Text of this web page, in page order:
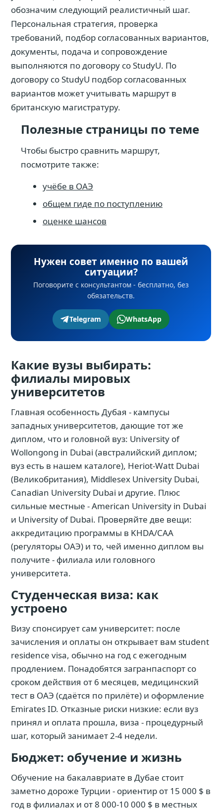
обозначим следующий реалистичный шаг.
Персональная стратегия, проверка
требований, подбор согласованных вариантов,
документы, подача и сопровождение
выполняются по договору со StudyU. По
договору со StudyU подбор согласованных
вариантов может учитывать маршрут в
британскую магистратуру.
Полезные страницы по теме
Чтобы быстро сравнить маршрут,
посмотрите также:
учёбе в ОАЭ
общем гиде по поступлению
оценке шансов
Нужен совет именно по вашей
ситуации?
Поговорите с консультантом - бесплатно, без
обязательств.
Telegram WhatsApp
Какие вузы выбирать:
филиалы мировых
университетов
Главная особенность Дубая - кампусы
западных университетов, дающие тот же
диплом, что и головной вуз: University of
Wollongong in Dubai (австралийский диплом;
вуз есть в нашем каталоге), Heriot-Watt Dubai
(Великобритания), Middlesex University Dubai,
Canadian University Dubai и другие. Плюс
сильные местные - American University in Dubai
и University of Dubai. Проверяйте две вещи:
аккредитацию программы в KHDA/CAA
(регуляторы ОАЭ) и то, чей именно диплом вы
получите - филиала или головного
университета.
Студенческая виза: как
устроено
Визу спонсирует сам университет: после
зачисления и оплаты он открывает вам student
residence visa, обычно на год с ежегодным
продлением. Понадобятся загранпаспорт со
сроком действия от 6 месяцев, медицинский
тест в ОАЭ (сдаётся по прилёте) и оформление
Emirates ID. Отказные риски низкие: если вуз
принял и оплата прошла, виза - процедурный
шаг, который занимает 2-4 недели.
Бюджет: обучение и жизнь
Обучение на бакалавриате в Дубае стоит
заметно дороже Турции - ориентир от 15 000 $ в
год в филиалах и от 8 000-10 000 $ в местных